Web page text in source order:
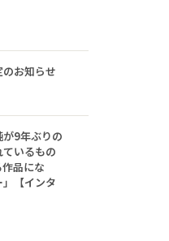
お知らせ
9年ぶりの
いるもの
品にな
【インタ